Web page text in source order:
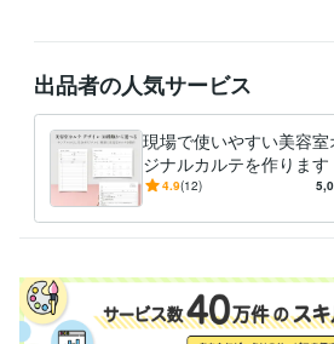
出品者の人気サービス
現場で使いやすい美容室
ジナルカルテを作ります
刷対応！ロゴ入れ無料！
能！
4.9(12)